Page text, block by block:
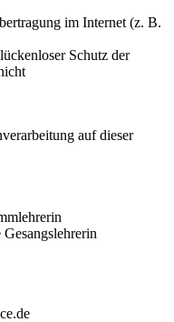
im Internet (z. B.
Schutz der
auf dieser